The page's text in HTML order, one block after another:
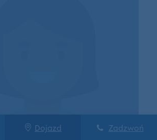
Dojazd Zadzwoń